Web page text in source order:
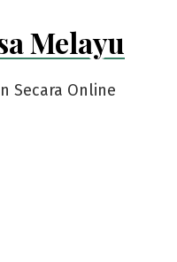
Melayu
Secara Online